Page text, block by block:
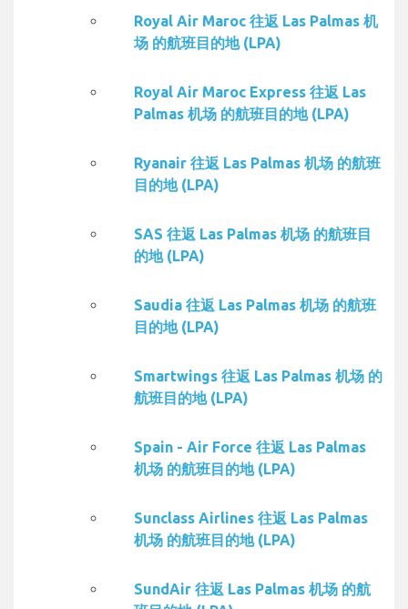
Royal Air Maroc 往返 Las Palmas 机
场 的航班目的地 (LPA)
Royal Air Maroc Express 往返 Las
Palmas 机场 的航班目的地 (LPA)
Ryanair 往返 Las Palmas 机场 的航班
目的地 (LPA)
SAS 往返 Las Palmas 机场 的航班目
的地 (LPA)
Saudia 往返 Las Palmas 机场 的航班
目的地 (LPA)
Smartwings 往返 Las Palmas 机场 的
航班目的地 (LPA)
Spain - Air Force 往返 Las Palmas
机场 的航班目的地 (LPA)
Sunclass Airlines 往返 Las Palmas
机场 的航班目的地 (LPA)
SundAir 往返 Las Palmas 机场 的航